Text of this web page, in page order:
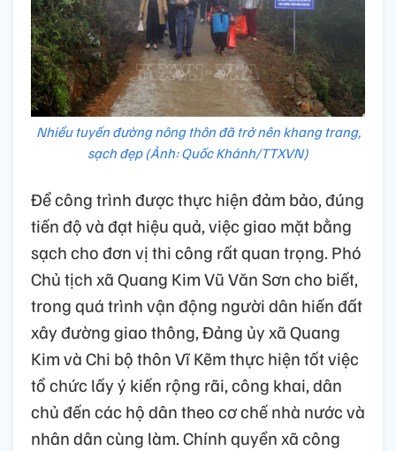
Nhiều tuyến đường nông thôn đã trở nên khang trang,
sạch đẹp (Ảnh: Quốc Khánh/TTXVN)
Để công trình được thực hiện đảm bảo, đúng
tiến độ và đạt hiệu quả, việc giao mặt bằng
sạch cho đơn vị thi công rất quan trọng. Phó
Chủ tịch xã Quang Kim Vũ Văn Sơn cho biết,
trong quá trình vận động người dân hiến đất
xây đường giao thông, Đảng ủy xã Quang
Kim và Chi bộ thôn Vĩ Kẽm thực hiện tốt việc
tổ chức lấy ý kiến rộng rãi, công khai, dân
chủ đến các hộ dân theo cơ chế nhà nước và
nhân dân cùng làm. Chính quyền xã công